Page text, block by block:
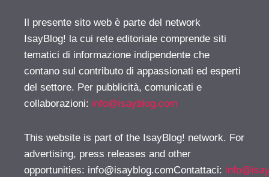
Il presente sito web è parte del network
IsayBlog! la cui rete editoriale comprende siti
tematici di informazione indipendente che
contano sul contributo di appassionati ed esperti
del settore. Per pubblicità, comunicati e
collaborazioni: info@isayblog.com
This website is part of the IsayBlog! network. For
advertising, press releases and other
opportunities: info@isayblog.comContattaci: